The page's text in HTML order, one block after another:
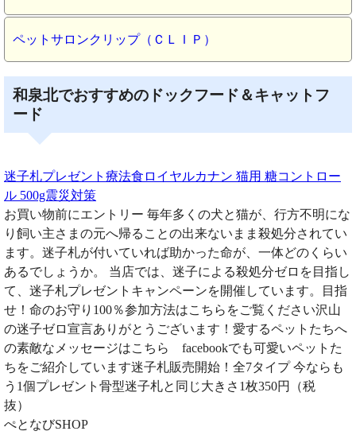
ペットサロンクリップ（ＣＬＩＰ）
和泉北でおすすめのドックフード＆キャットフ
ード
迷子札プレゼント療法食ロイヤルカナン 猫用 糖コントロー
ル 500g震災対策
お買い物前にエントリー 毎年多くの犬と猫が、行方不明にな
り飼い主さまの元へ帰ることの出来ないまま殺処分されてい
ます。迷子札が付いていれば助かった命が、一体どのくらい
あるでしょうか。 当店では、迷子による殺処分ゼロを目指し
て、迷子札プレゼントキャンペーンを開催しています。目指
せ！命のお守り100％参加方法はこちらをご覧ください沢山
の迷子ゼロ宣言ありがとうございます！愛するペットたちへ
の素敵なメッセージはこちら facebookでも可愛いペットた
ちをご紹介しています迷子札販売開始！全7タイプ 今ならも
う1個プレゼント骨型迷子札と同じ大きさ1枚350円（税
抜）
ぺとなびSHOP